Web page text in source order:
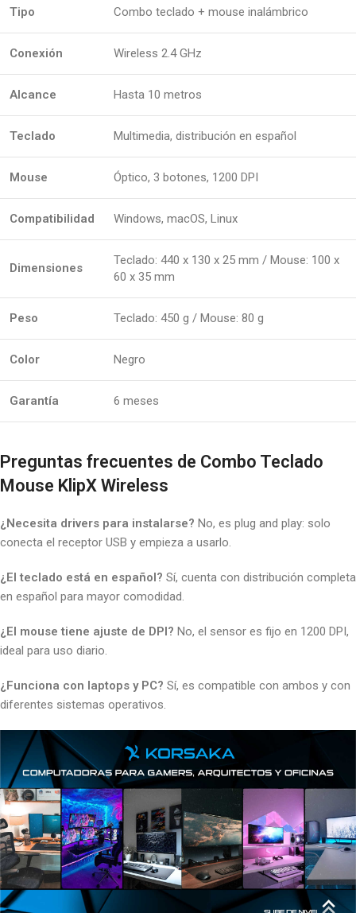
Tipo Combo teclado + mouse inalámbrico
Conexión Wireless 2.4 GHz
Alcance Hasta 10 metros
Teclado Multimedia, distribución en español
Mouse Óptico, 3 botones, 1200 DPI
Compatibilidad Windows, macOS, Linux
Dimensiones
Teclado: 440 x 130 x 25 mm / Mouse: 100 x
60 x 35 mm
Peso Teclado: 450 g / Mouse: 80 g
Color Negro
Garantía 6 meses
Preguntas frecuentes de Combo Teclado
Mouse KlipX Wireless
¿Necesita drivers para instalarse? No, es plug and play: solo
conecta el receptor USB y empieza a usarlo.
¿El teclado está en español? Sí, cuenta con distribución completa
en español para mayor comodidad.
¿El mouse tiene ajuste de DPI? No, el sensor es fijo en 1200 DPI,
ideal para uso diario.
¿Funciona con laptops y PC? Sí, es compatible con ambos y con
diferentes sistemas operativos.